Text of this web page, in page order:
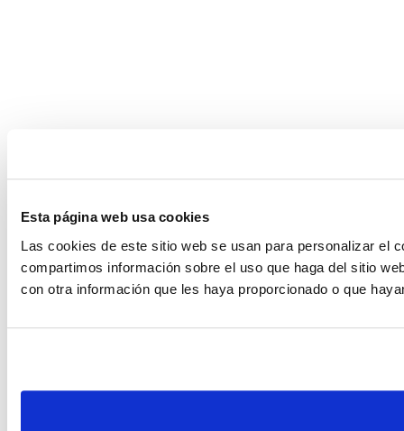
Esta página web usa cookies
Las cookies de este sitio web se usan para personalizar el
compartimos información sobre el uso que haga del sitio
con otra información que les haya proporcionado o que